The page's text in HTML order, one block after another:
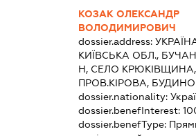
КОЗАК ОЛЕКСАНДР
ВОЛОДИМИРОВИЧ
dossier.address:
КИЇВСЬКА ОБЛ.,
Н, СЕЛО КРЮКІВЩИНА,
ПРОВ.КІРОВА,
dossier.nationality:
dossier.benefInterest:
dossier.benefType: